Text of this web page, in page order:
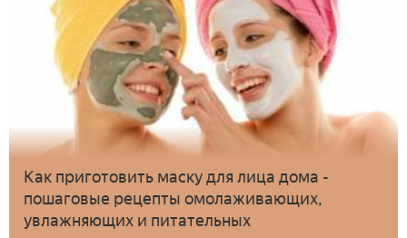
Как приготовить маску для лица дома -
пошаговые рецепты омолаживающих,
увлажняющих и питательных